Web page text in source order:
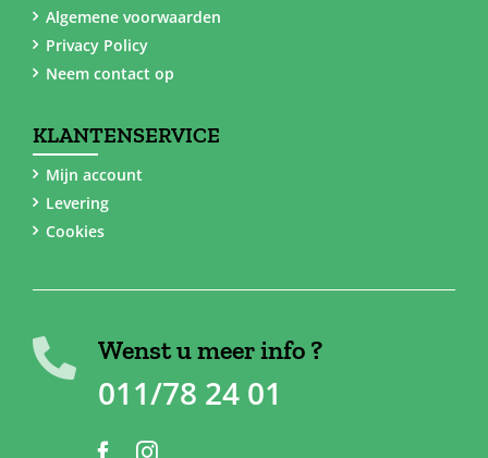
Algemene voorwaarden
Privacy Policy
Neem contact op
KLANTENSERVICE
Mijn account
Levering
Cookies
Wenst u meer info ?
011/78 24 01